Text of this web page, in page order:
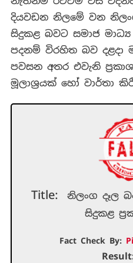
දියවඩන නිලමේ වන
සිදුකළ බවට සමාජ
පදනම් විරහිත බව දළදා
පවසන අතර එවැනි
මූලාශ්‍රයක් හෝ වාර්තා
Title:
නිලංග දෑල
සිදුකළ
Fact Check By: